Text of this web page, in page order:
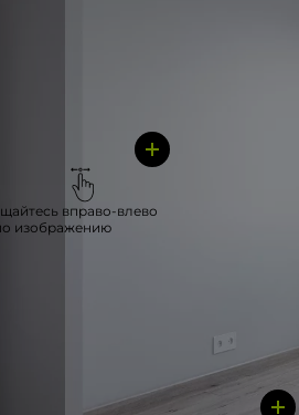
вправо-влево
изображению